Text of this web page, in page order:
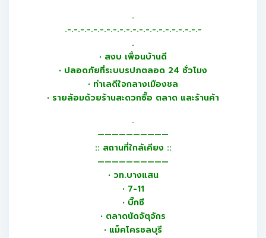
.
.-.-.-.-.-.-.-.-.-.-.-.-.-.-.-.-.-.-.-.-.-
.
• สงบ เพื่อนบ้านดี
• ปลอดภัยที่ระบบรปภตลอด 24 ชั่วโมง
• ทำเลดีใจกลางเมืองชล
• รายล้อมด้วยร้านสะดวกซื้อ ตลาด และร้านค้า
.
——————————
:: สถานที่ใกล้เคียง ::
——————————
• วท.บางแสน
• 7-11
• บิ๊กซี
• ตลาดนัดจัตุจักร
• แม็คโครชลบุรี